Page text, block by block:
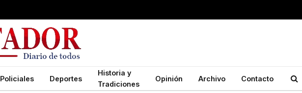
Policiales Deportes
Historia y
Tradiciones
Opinión Archivo Contacto